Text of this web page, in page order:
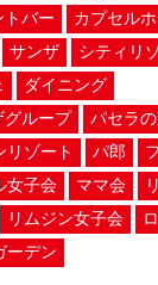
トバー
カプセル
サンザ
シティリ
ダイニング
グループ
パセラ
リゾート パ郎
女子会 ママ会
リムジン女子会
ーデン